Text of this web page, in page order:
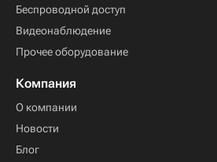
Беспроводной доступ
Видеонаблюдение
Прочее оборудование
Компания
О компании
Новости
Блог